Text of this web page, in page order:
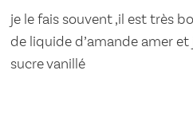
je le fais souvent ,il est très
de liquide d’amande amer
sucre vanillé